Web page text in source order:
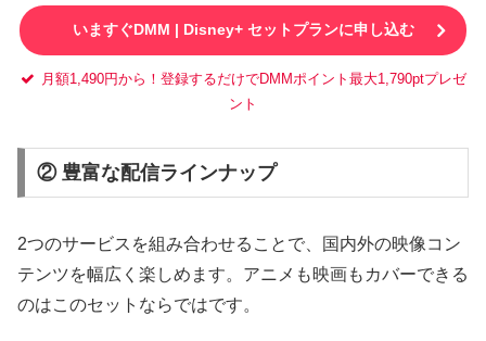
いますぐDMM | Disney+ セットプランに申し込む
月額1,490円から！登録するだけでDMMポイント最大1,790ptプレゼ
ント
② 豊富な配信ラインナップ
2つのサービスを組み合わせることで、国内外の映像コン
テンツを幅広く楽しめます。アニメも映画もカバーできる
のはこのセットならではです。